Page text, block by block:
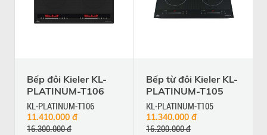
Bếp đôi Kieler KL-
PLATINUM-T106
KL-PLATINUM-T106
11.410.000 đ
16.300.000 đ
Bếp từ đôi Kieler KL-
PLATINUM-T105
KL-PLATINUM-T105
11.340.000 đ
16.200.000 đ